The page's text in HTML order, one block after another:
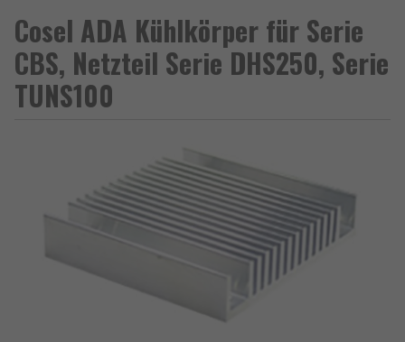
Cosel ADA Kühlkörper für Serie
CBS, Netzteil Serie DHS250, Serie
TUNS100